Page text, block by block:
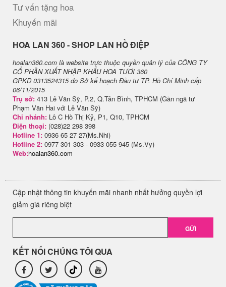
Tư vấn tặng hoa
Khuyến mãi
H​OA LAN 360 - SHOP LAN HỒ ĐIỆP
hoalan360.com là website trực thuộc quyền quản lý của CÔNG TY
CỔ PHẦN XUẤT NHẬP KHẨU HOA TƯƠI 360
GPKD 0313524315 do Sở kế hoạch Đầu tư TP. Hồ Chí Minh cấp
06/11/2015
Trụ sở: 413 Lê Văn Sỹ, P.2, Q.Tân Bình, TPHCM (Gần ngã tư
Phạm Văn Hai với Lê Văn Sỹ)
Chi nhánh: Lô C Hồ Thị Kỷ, P1, Q10, TPHCM
Điện thoại: (028)22 298 398
Hotline 1: 0936 65 27 27(Ms.Nhi)
Hotline 2: 0977 301 303 - 0933 055 945 (Ms.Vy)
Web:hoalan360.com
Cập nhật thông tin khuyến mãi nhanh nhất hưởng quyền lợi
giảm giá riêng biệt
GỬI
KẾT NỐI CHÚNG TÔI QUA